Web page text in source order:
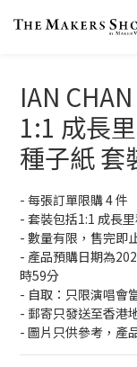
IAN
1:1 成長
種子紙 套
- 每張訂單限購 4 件
- 套裝包括1:1 成長
- 數量有限，售完即
- 產品預購日期為
時59分
- 自取：只限演唱會
- 郵寄只發送至香港
- 圖片只供參考，產